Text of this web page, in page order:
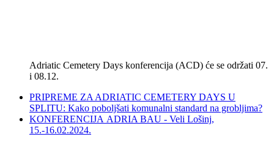
Adriatic Cemetery Days konferencija (ACD) će se održati 07.
i 08.12.
PRIPREME ZA ADRIATIC CEMETERY DAYS U
SPLITU: Kako poboljšati komunalni standard na grobljima?
KONFERENCIJA ADRIA BAU - Veli Lošinj,
15.-16.02.2024.